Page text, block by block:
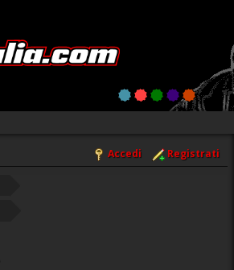
Accedi Registrati